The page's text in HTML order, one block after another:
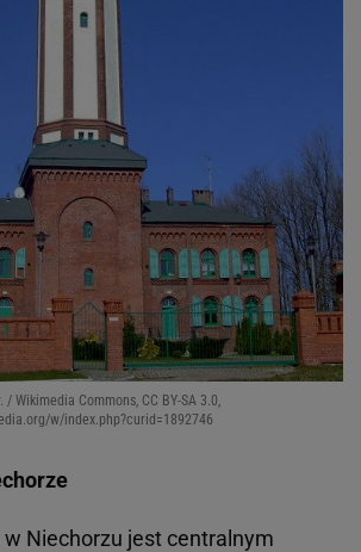
Wikimedia Commons, CC BY-SA 3.0,
w/index.php?curid=1892746
Niechorzu jest centralnym